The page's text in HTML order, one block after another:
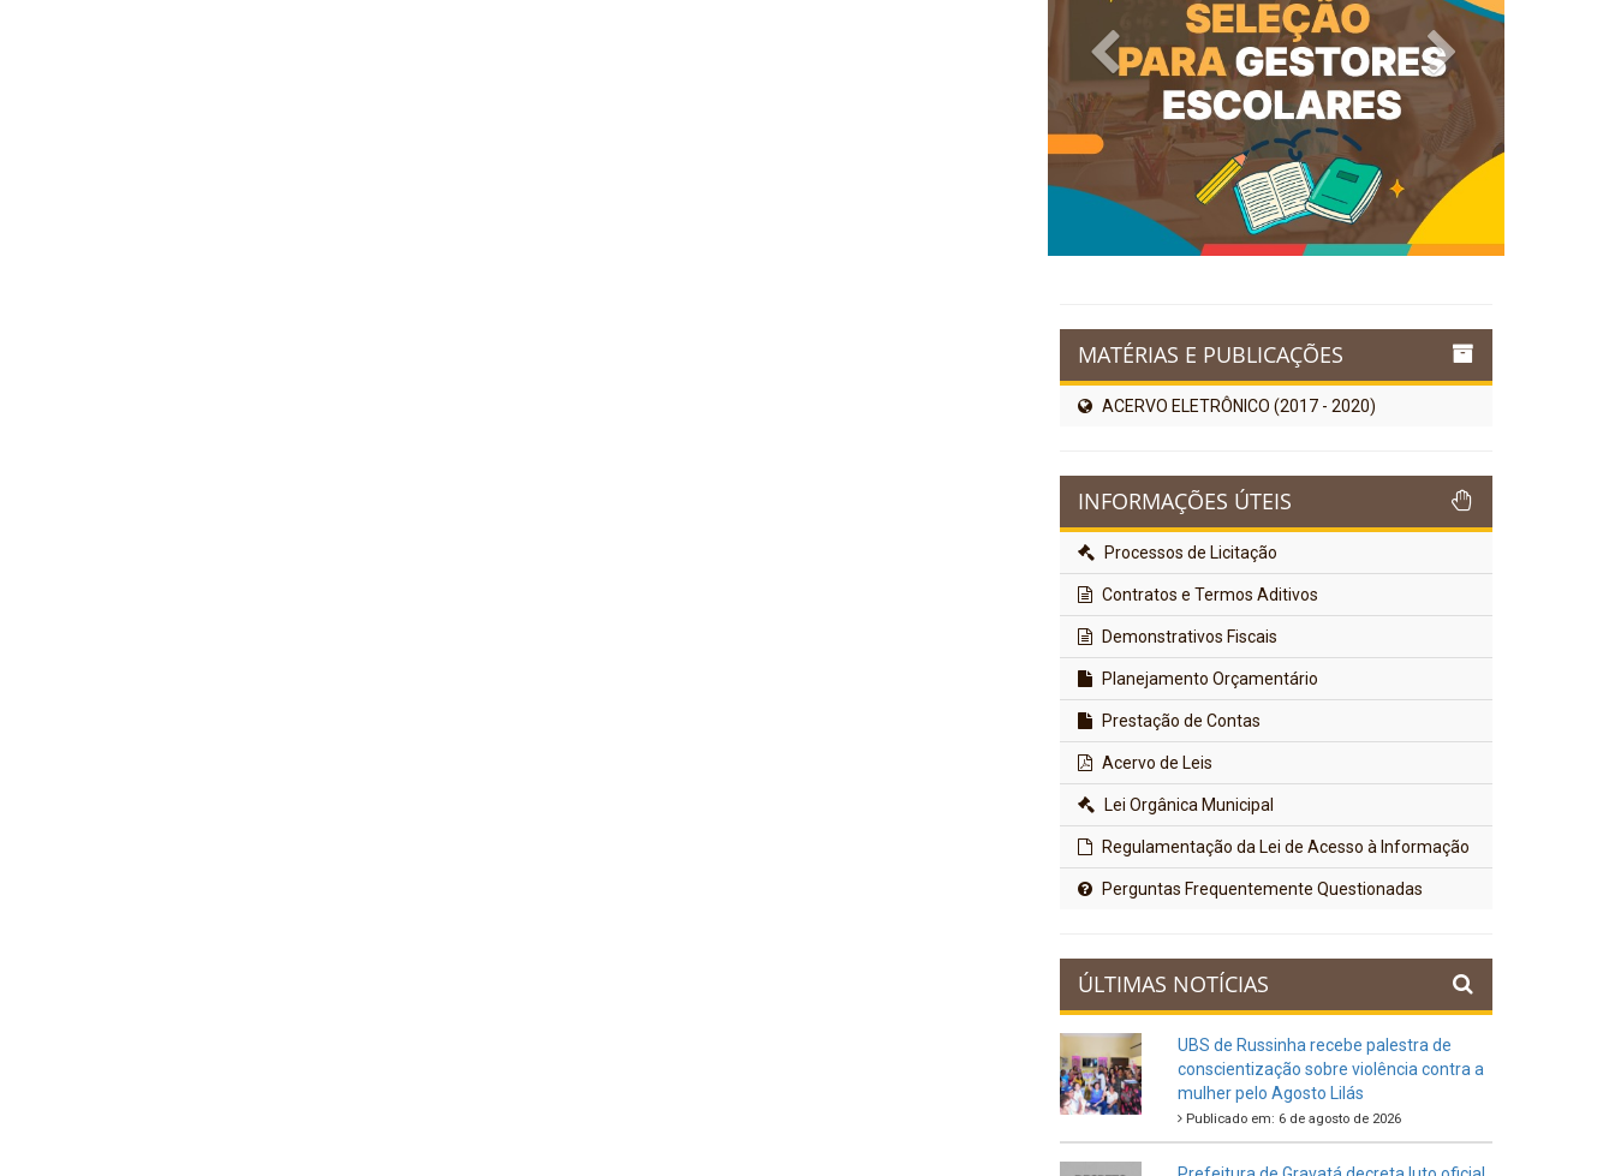
Previous Next
MATÉRIAS E PUBLICAÇÕES
ACERVO ELETRÔNICO (2017 - 2020)
INFORMAÇÕES ÚTEIS
Processos de Licitação
Contratos e Termos Aditivos
Demonstrativos Fiscais
Planejamento Orçamentário
Prestação de Contas
Acervo de Leis
Lei Orgânica Municipal
Regulamentação da Lei de Acesso à Informação
Perguntas Frequentemente Questionadas
ÚLTIMAS NOTÍCIAS
UBS de Russinha recebe palestra de
conscientização sobre violência contra a
mulher pelo Agosto Lilás
Publicado em: 6 de agosto de 2026